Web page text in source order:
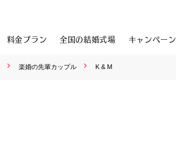
料金プラン 全国の結婚式場 キャンペーン
楽婚の先輩カップル K & M